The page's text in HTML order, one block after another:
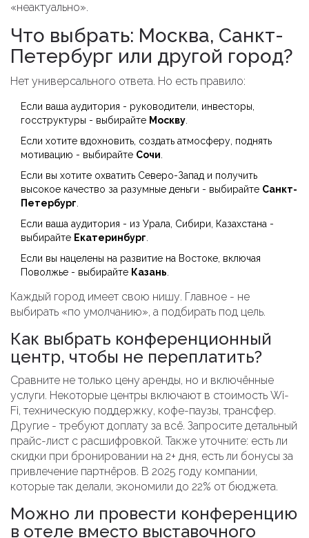
«неактуально».
Что выбрать: Москва, Санкт-
Петербург или другой город?
Нет универсального ответа. Но есть правило:
Если ваша аудитория - руководители, инвесторы,
госструктуры - выбирайте Москву.
Если хотите вдохновить, создать атмосферу, поднять
мотивацию - выбирайте Сочи.
Если вы хотите охватить Северо-Запад и получить
высокое качество за разумные деньги - выбирайте Санкт-
Петербург.
Если ваша аудитория - из Урала, Сибири, Казахстана -
выбирайте Екатеринбург.
Если вы нацелены на развитие на Востоке, включая
Поволжье - выбирайте Казань.
Каждый город имеет свою нишу. Главное - не
выбирать «по умолчанию», а подбирать под цель.
Как выбрать конференционный
центр, чтобы не переплатить?
Сравните не только цену аренды, но и включённые
услуги. Некоторые центры включают в стоимость Wi-
Fi, техническую поддержку, кофе-паузы, трансфер.
Другие - требуют доплату за всё. Запросите детальный
прайс-лист с расшифровкой. Также уточните: есть ли
скидки при бронировании на 2+ дня, есть ли бонусы за
привлечение партнёров. В 2025 году компании,
которые так делали, экономили до 22% от бюджета.
Можно ли провести конференцию
в отеле вместо выставочного